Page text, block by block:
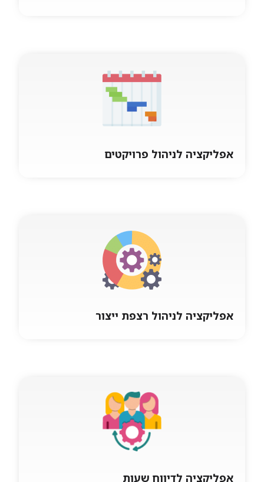
והזדמנויות מכירה. המעקב מתבצע ע"י בקרה
בעזרת צבעים והתראות על תדירות שמירת הקשר
אפליקציה לניהול פרויקטים
מערכת דיווח לפרויקטים דיווח שעות לפרויקטים
לפי פעילויות, דוחות דיווח. מנהלים ועובדים בניהול
פרויקטים, אנשי שטח ניידים שאינם יושבים במקום
אפליקציה לניהול רצפת ייצור
מערכת דיווח יצור דיווח לפקודות עבודה, משיכות
ידניות, איכות וסבב חתימות על טפסי איכות, וכל
מה שנדרש על רצפת היצור.
אפליקציה לדיווח שעות